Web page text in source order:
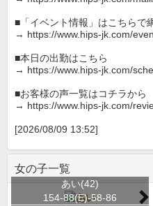
■「イベント情報」はこちらで
→ https://www.hips-jk.com/
■本日の出勤はこちら
→ https://www.hips-jk.com/
■お客様の声一覧はコチラから
→ https://www.hips-jk.com/
[2026/08/09 13:52]
女の子一覧
あい(42)
154-88(E)-58-86